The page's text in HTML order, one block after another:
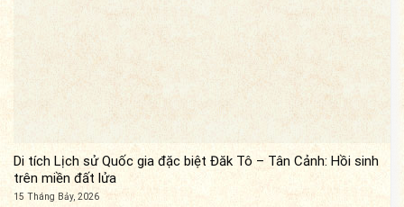
Di tích Lịch sử Quốc gia đặc biệt Đăk Tô – Tân Cảnh: Hồi sinh
trên miền đất lửa
15 Tháng Bảy, 2026